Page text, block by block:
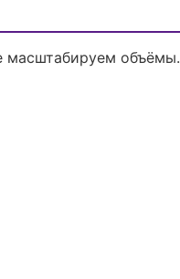
масштабируем объёмы.